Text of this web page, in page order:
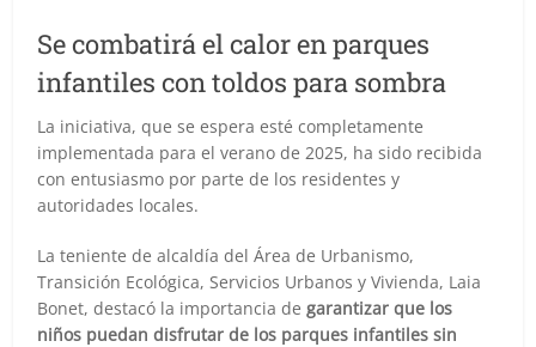
Se combatirá el calor en parques
infantiles con toldos para sombra
La iniciativa, que se espera esté completamente
implementada para el verano de 2025, ha sido recibida
con entusiasmo por parte de los residentes y
autoridades locales.
La teniente de alcaldía del Área de Urbanismo,
Transición Ecológica, Servicios Urbanos y Vivienda, Laia
Bonet, destacó la importancia degarantizar que los
niños puedan disfrutar de los parques infantiles sin